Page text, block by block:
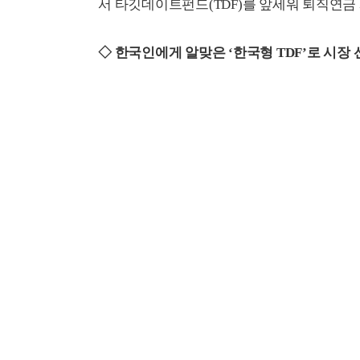
서 타깃데이트펀드(TDF)를 앞세워 퇴직연
◇ 한국인에게 알맞은 ‘한국형 TDF’로 시장